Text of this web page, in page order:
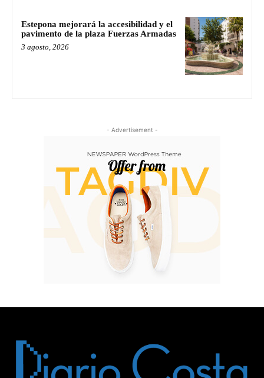
Estepona mejorará la accesibilidad y el
pavimento de la plaza Fuerzas Armadas
3 agosto, 2026
- Advertisement -